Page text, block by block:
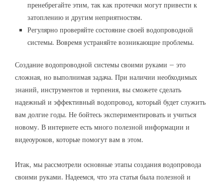
пренебрегайте этим, так как протечки могут привести к
затоплению и другим неприятностям.
Регулярно проверяйте состояние своей водопроводной
системы. Вовремя устраняйте возникающие проблемы.
Создание водопроводной системы своими руками – это
сложная, но выполнимая задача. При наличии необходимых
знаний, инструментов и терпения, вы сможете сделать
надежный и эффективный водопровод, который будет служить
вам долгие годы. Не бойтесь экспериментировать и учиться
новому. В интернете есть много полезной информации и
видеоуроков, которые помогут вам в этом.
Итак, мы рассмотрели основные этапы создания водопровода
своими руками. Надеемся, что эта статья была полезной и